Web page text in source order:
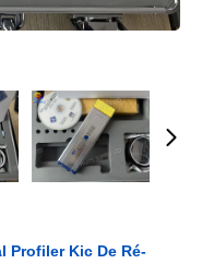
Profiler Kic De Ré-